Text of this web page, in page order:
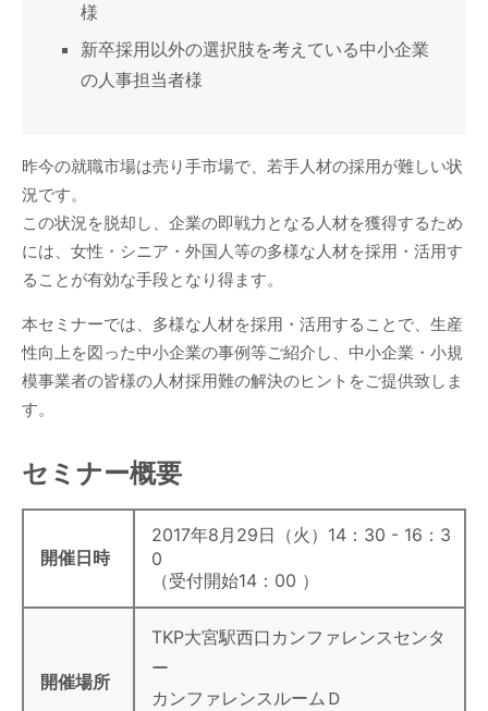
様
新卒採用以外の選択肢を考えている中小企業
の人事担当者様
昨今の就職市場は売り手市場で、若手人材の採用が難しい状
況です。
この状況を脱却し、企業の即戦力となる人材を獲得するため
には、女性・シニア・外国人等の多様な人材を採用・活用す
ることが有効な手段となり得ます。
本セミナーでは、多様な人材を採用・活用することで、生産
性向上を図った中小企業の事例等ご紹介し、中小企業・小規
模事業者の皆様の人材採用難の解決のヒントをご提供致しま
す。
セミナー概要
開催日時
2017年8月29日（火）14：30 - 16：3
0
（受付開始14：00 ）
開催場所
TKP大宮駅西口カンファレンスセンタ
ー
カンファレンスルームＤ